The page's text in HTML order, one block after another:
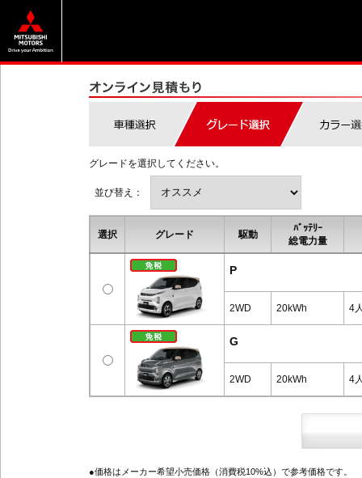
グレードを選択してください。
並び替え：
選択 グレード 駆動
ﾊﾞｯﾃﾘｰ
総電力量
P
2WD 20kWh 4
G
2WD 20kWh 4
●価格はメーカー希望小売価格（消費税10%込）で参考価格です。